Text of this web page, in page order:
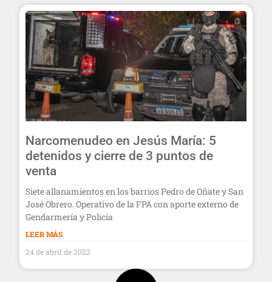
Narcomenudeo en Jesús María: 5
detenidos y cierre de 3 puntos de
venta
Siete allanamientos en los barrios Pedro de Oñate y San
José Obrero. Operativo de la FPA con aporte externo de
Gendarmería y Policía
LEER MÁS
24 de abril de 2022